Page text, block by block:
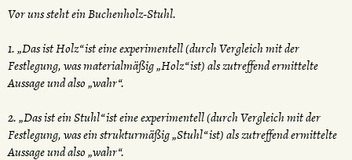
Vor uns steht ein Buchenholz-Stuhl.
1. „Das ist Holz“ ist eine experimentell (durch Vergleich mit der
Festlegung, was materialmäßig „Holz“ ist) als zutreffend ermittelte
Aussage und also „wahr“.
2. „Das ist ein Stuhl“ ist eine experimentell (durch Vergleich mit der
Festlegung, was ein strukturmäßig „Stuhl“ ist) als zutreffend ermittelte
Aussage und also „wahr“.